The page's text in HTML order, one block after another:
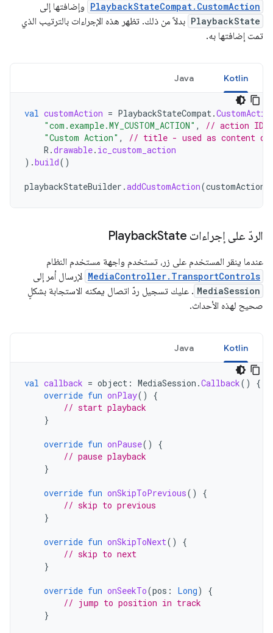
PlaybackStateCompat.CustomAction وإضافتها إلى
PlaybackState بدلاً من ذلك. تظهر هذه الإجراءات بالترتيب الذي
تمت إضافتها به.
Kotlin
Java
val customAction = PlaybackStateCompat.
"com.example.MY_CUSTOM_ACTION" ,
// action ID
"Custom Action" ,
// title - used as content
R .drawable. ic_custom_action
).build()
playbackStateBuilder .addCustomAction(customAction
الردّ على إجراءات Playback State
عندما ينقر المستخدم على زر، تستخدم واجهة مستخدم النظام
MediaController.TransportControls لإرسال أمر إلى
MediaSession . عليك تسجيل ردّ اتصال يمكنه الاستجابة بشكلٍ
صحيح لهذه الأحداث.
Kotlin
Java
val callback = object : MediaSession .Callback()
{
override fun onPlay()
{
// start playback
}
override fun onPause()
{
// pause playback
}
override fun onSkipToPrevious()
{
// skip to previous
}
override fun onSkipToNext()
{
// skip to next
}
override fun onSeekTo(pos : Long)
{
// jump to position in track
}